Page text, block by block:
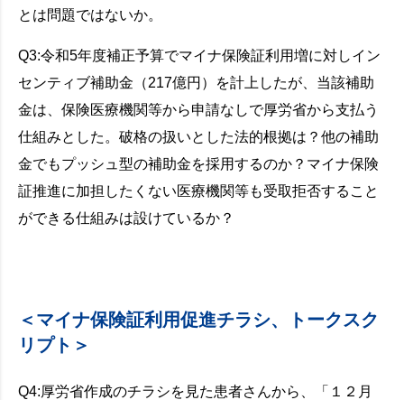
とは問題ではないか。
Q3:令和5年度補正予算でマイナ保険証利用増に対しイン
センティブ補助金（217億円）を計上したが、当該補助
金は、保険医療機関等から申請なしで厚労省から支払う
仕組みとした。破格の扱いとした法的根拠は？他の補助
金でもプッシュ型の補助金を採用するのか？マイナ保険
証推進に加担したくない医療機関等も受取拒否すること
ができる仕組みは設けているか？
＜マイナ保険証利用促進チラシ、トークスク
リプト＞
Q4:厚労省作成のチラシを見た患者さんから、「１２月